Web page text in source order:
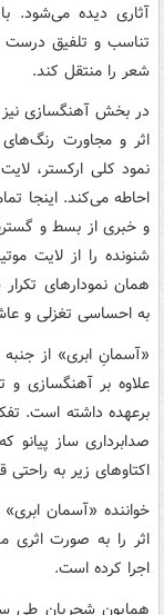
آثاری دیده می‌شود.
تناسب و تلفیق درست
شعر را منتقل کند.
در بخش آهنگسازی نیز
اثر و مجاورت
نمود کلی ارکستر،
احاطه می‌کند. اینجا
و خبری از بسط و
شنونده را از لایت
همان نمودارهای
به احساسی تغزلی و
«آسمانِ ابری» از
علاوه بر آهنگسازی و
برعهده داشته است.
صدابرداری ساز
اکتاوهای زیر به
خواننده «آسمان
اثر را به صورت
اجرا کرده است.
همایون شجریان طی